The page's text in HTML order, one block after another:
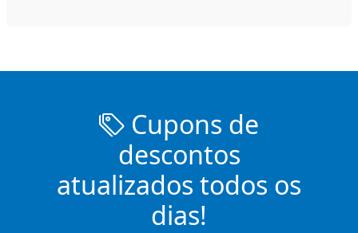
Cupons de
descontos
atualizados todos os
dias!